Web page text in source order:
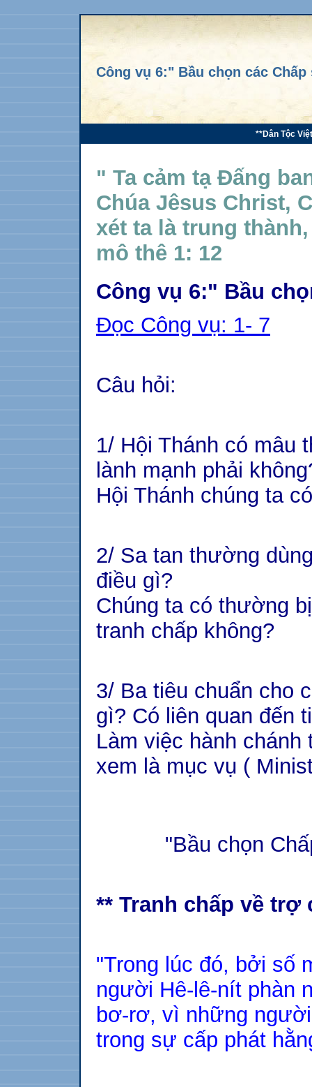
Công vụ 6:" Bầu chọn các
**Dân Tộc Việt
" Ta cảm tạ Đấng
Chúa Jêsus Christ,
xét ta là trung
mô thê 1: 12
Công vụ 6:" Bầu
Đọc Công vụ: 1- 7
Câu hỏi:
1/ Hội Thánh có mâu
lành mạnh phải
Hội Thánh chúng ta
2/ Sa tan thường
điều gì?
Chúng ta có thường
tranh chấp không?
3/ Ba tiêu chuẩn cho
gì? Có liên quan đến
Làm việc hành
xem là mục vụ (
"Bầu chọn Chấp
** Tranh chấp về trợ
"Trong lúc đó, bởi số
người Hê-lê-nít phàn
bơ-rơ, vì những
trong sự cấp phát